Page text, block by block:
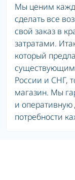
Мы ценим
сделать все
свой заказ в
затратами.
который
России и СНГ,
магазин. Мы
и оперативную
потребности